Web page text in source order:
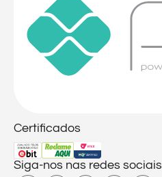
Certificados
Siga-nos nas redes sociais